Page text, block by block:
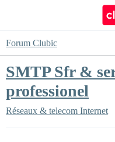
Forum Clubic
SMTP Sfr &
professionel
Réseaux & telecom Internet